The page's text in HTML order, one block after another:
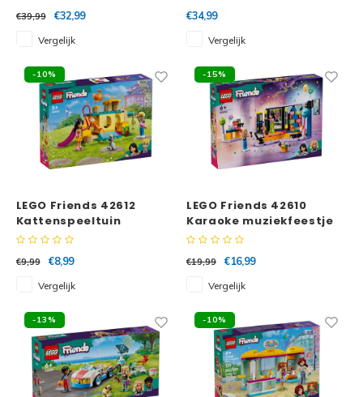
€39,99
€32,99
Vergelijk
€34,99
Vergelijk
-10%
LEGO Friends 42612
Kattenspeeltuin
€9,99
€8,99
Vergelijk
-15%
LEGO Friends 42610
Karaoke muziekfeestje
€19,99
€16,99
Vergelijk
-13% -10%